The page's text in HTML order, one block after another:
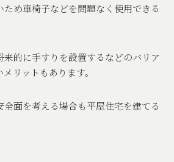
め車椅子などを問題なく使用できる
的に手すりを設置するなどのバリア
リットもあります。
面を考える場合も平屋住宅を建てる